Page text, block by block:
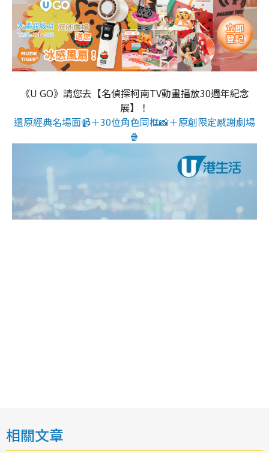
《U GO》請您去【名偵探柯南TV動畫播放30週年紀念
展】！
還原經典名場面📹＋30位角色同框📸＋原創限定感謝劇場
🍿
相關文章